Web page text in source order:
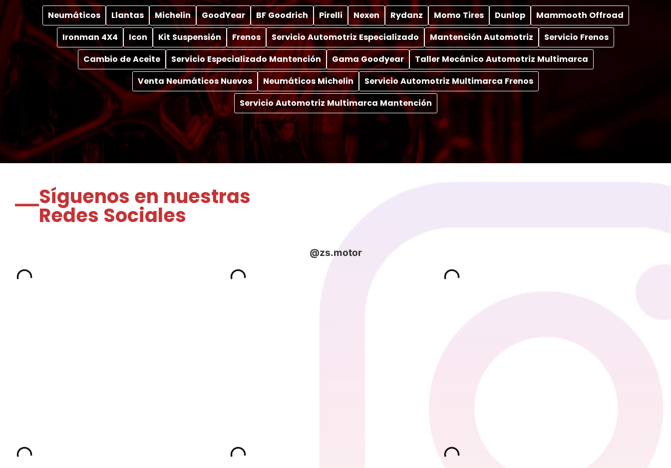
Neumáticos Llantas Michelin GoodYear BF Goodrich Pirelli Nexen Rydanz Momo Tires Dunlop
Mammooth Offroad
Ironman 4X4
Icon Kit Suspensión Frenos Servicio Automotriz Especializado Mantención Automotriz
Servicio Frenos
Cambio de Aceite
Servicio Especializado Mantención Gama Goodyear
Taller Mecánico Automotriz Multimarca
Venta Neumáticos Nuevos
Neumáticos Michelin
Servicio Automotriz Multimarca Frenos
Servicio Automotriz Multimarca Mantención
Síguenos en nuestras
Redes Sociales